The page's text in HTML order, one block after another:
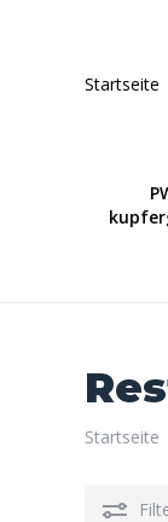
Startseite
Startseite